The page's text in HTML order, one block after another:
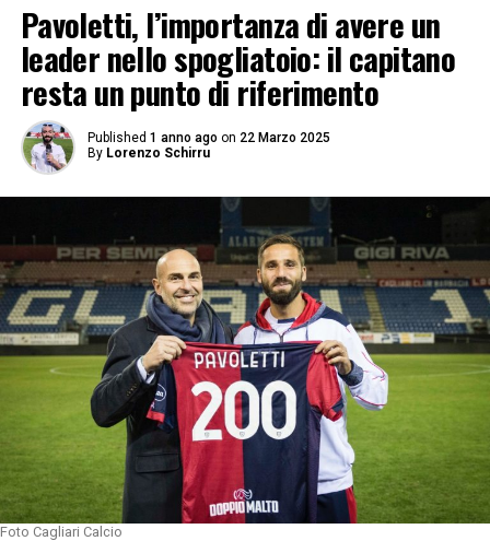
Pavoletti, l’importanza di avere un
leader nello spogliatoio: il capitano
resta un punto di riferimento
Published 1 anno ago on 22 Marzo 2025
By Lorenzo Schirru
Foto Cagliari Calcio